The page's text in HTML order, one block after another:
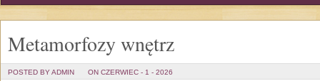
Metamorfozy wnętrz
POSTED BY ADMIN ON CZERWIEC - 1 - 2026